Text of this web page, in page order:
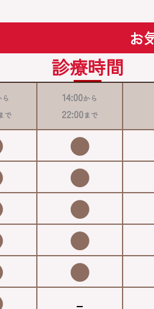
お
診療時間
ら
で
14:00から
22:00まで
●
●
●
●
●
-